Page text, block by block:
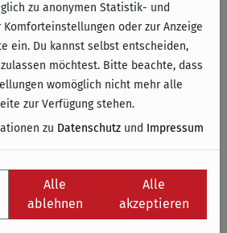
zu anonymen Statistik- und
Komforteinstellungen oder zur Anzeige
ein. Du kannst selbst entscheiden,
möchtest. Bitte beachte, dass
womöglich nicht mehr alle
zur Verfügung stehen.
zu Datenschutz und Impressum
Alle
ablehnen
Alle
akzeptieren